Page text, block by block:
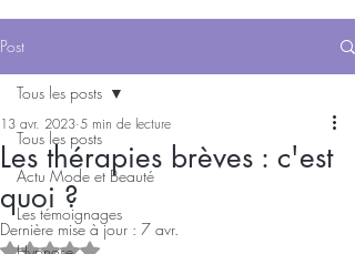
Post
Tous les posts
Actu Mode et Beauté
Les témoignages
Tous les posts
Les thérapies brèves : c'est
quoi ?
13 avr. 2023 5 min de lecture
Dernière mise à jour : 7 avr.